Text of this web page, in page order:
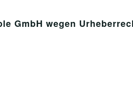
GmbH wegen